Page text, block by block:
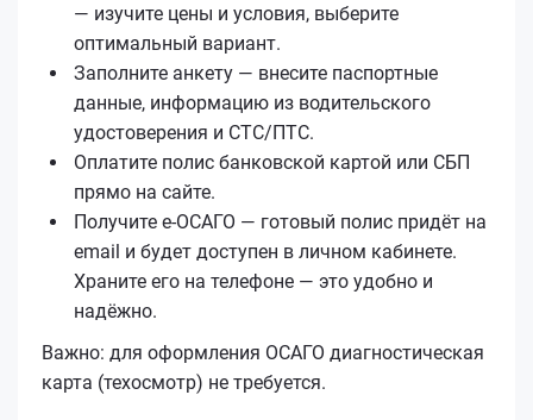
— изучите цены и условия, выберите
оптимальный вариант.
Заполните анкету — внесите паспортные
данные, информацию из водительского
удостоверения и СТС/ПТС.
Оплатите полис банковской картой или СБП
прямо на сайте.
Получите е‑ОСАГО — готовый полис придёт на
email и будет доступен в личном кабинете.
Храните его на телефоне — это удобно и
надёжно.
Важно: для оформления ОСАГО диагностическая
карта (техосмотр) не требуется.